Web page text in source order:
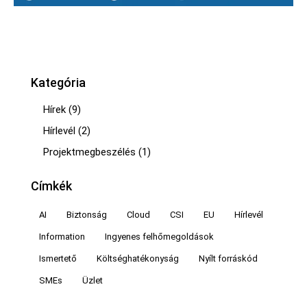
Kategória
Hírek (9)
Hírlevél (2)
Projektmegbeszélés (1)
Címkék
AI Biztonság Cloud CSI EU Hírlevél
Information Ingyenes felhőmegoldások
Ismertető Költséghatékonyság Nyílt forráskód
SMEs Üzlet